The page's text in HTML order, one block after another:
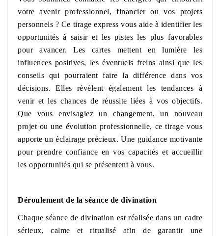
votre avenir professionnel, financier ou vos projets
personnels ? Ce tirage express vous aide à identifier les
opportunités à saisir et les pistes les plus favorables
pour avancer. Les cartes mettent en lumière les
influences positives, les éventuels freins ainsi que les
conseils qui pourraient faire la différence dans vos
décisions. Elles révèlent également les tendances à
venir et les chances de réussite liées à vos objectifs.
Que vous envisagiez un changement, un nouveau
projet ou une évolution professionnelle, ce tirage vous
apporte un éclairage précieux. Une guidance motivante
pour prendre confiance en vos capacités et accueillir
les opportunités qui se présentent à vous.
Déroulement de la séance de divination
Chaque séance de divination est réalisée dans un cadre
sérieux, calme et ritualisé afin de garantir une